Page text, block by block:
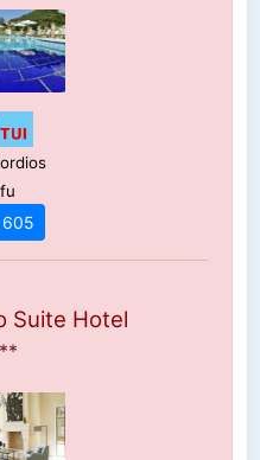
Suite Hotel